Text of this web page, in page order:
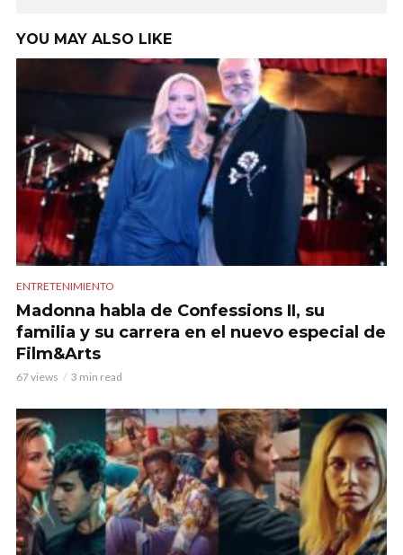
YOU MAY ALSO LIKE
ENTRETENIMIENTO
Madonna habla de Confessions II, su
familia y su carrera en el nuevo especial de
Film&Arts
67 views 3 min read